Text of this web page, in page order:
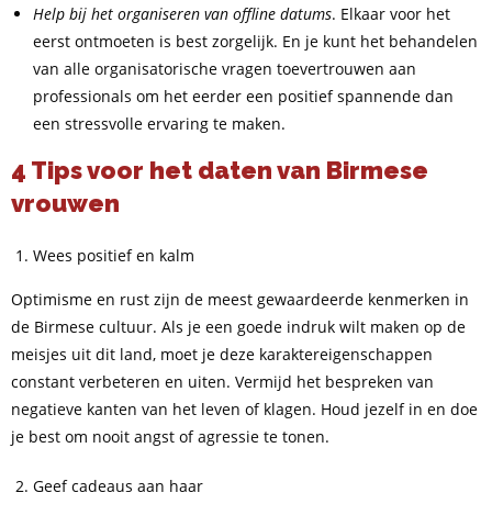
Help bij het organiseren van offline datums. Elkaar voor het
eerst ontmoeten is best zorgelijk. En je kunt het behandelen
van alle organisatorische vragen toevertrouwen aan
professionals om het eerder een positief spannende dan
een stressvolle ervaring te maken.
4 Tips voor het daten van Birmese
vrouwen
Wees positief en kalm
Optimisme en rust zijn de meest gewaardeerde kenmerken in
de Birmese cultuur. Als je een goede indruk wilt maken op de
meisjes uit dit land, moet je deze karaktereigenschappen
constant verbeteren en uiten. Vermijd het bespreken van
negatieve kanten van het leven of klagen. Houd jezelf in en doe
je best om nooit angst of agressie te tonen.
Geef cadeaus aan haar